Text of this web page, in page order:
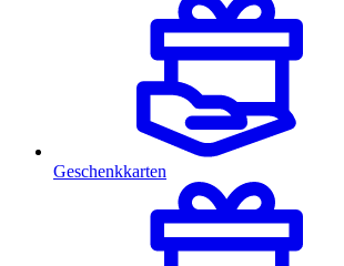
Geschenkkarten